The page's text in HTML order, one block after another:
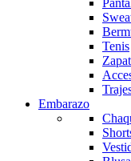
Tenis
Embarazo